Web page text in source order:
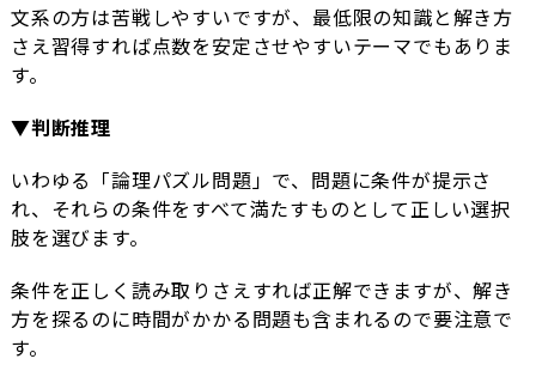
文系の方は苦戦しやすいですが、最低限の知識と解き方
さえ習得すれば点数を安定させやすいテーマでもありま
す。
▼判断推理
いわゆる「論理パズル問題」で、問題に条件が提示さ
れ、それらの条件をすべて満たすものとして正しい選択
肢を選びます。
条件を正しく読み取りさえすれば正解できますが、解き
方を探るのに時間がかかる問題も含まれるので要注意で
す。